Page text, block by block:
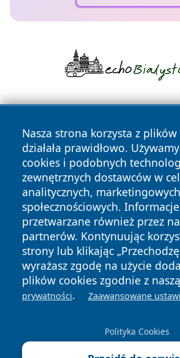
Nasza strona korzysta z
działała prawidłowo.
cookies i podobnych
zewnętrznych dostawców w
analitycznych,
społecznościowych.
przetwarzane również przez
partnerów. Kontynuując
strony lub klikając
wyrażasz zgodę na użycie
plików cookies zgodnie z naszą
prywatności. Zaawansowane
Polityka Cookies
Copyright © 2026 wrotazabrza.pl
zastrzeżone.
News Autorzy
Polityka
Prywatności